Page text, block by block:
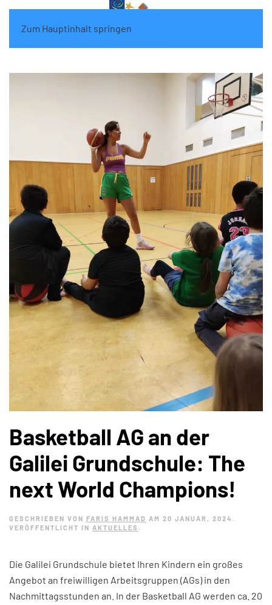
Zum Hauptinhalt springen
Basketball AG an der
Galilei Grundschule: The
next World Champions!
GESCHRIEBEN VON FARIS HAMMAD AM 20 JANUAR, 2024 .
VERÖFFENTLICHT IN AKTUELLES .
Die Galilei Grundschule bietet Ihren Kindern ein großes
Angebot an freiwilligen Arbeitsgruppen (AGs) in den
Nachmittagsstunden an. In der Basketball AG werden ca. 20